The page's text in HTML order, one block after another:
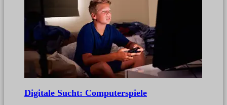
Digitale Sucht: Computerspiele